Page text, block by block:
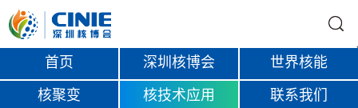
首页 深圳核博会 世界核能
核聚变 核技术应用 联系我们